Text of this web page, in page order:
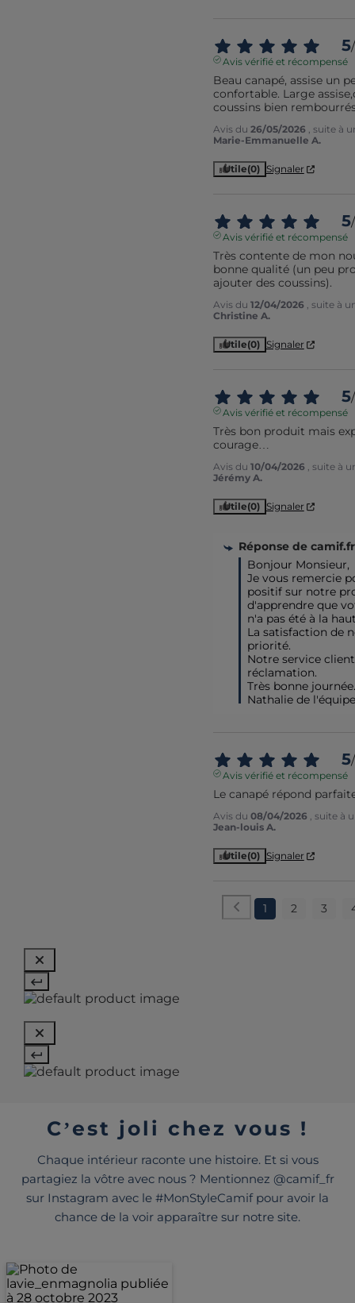
5/
Avis vérifié et récompensé
Beau canapé, assise un
confortable. Large
coussins bien
Avis du 26/05/2026 , suite à
Marie-Emmanuelle A.
Utile(0) Signaler
5/
Avis vérifié et récompensé
Très contente de mon
bonne qualité (un peu
ajouter des coussins).
Avis du 12/04/2026 , suite à
Christine A.
Utile(0) Signaler
5/
Avis vérifié et récompensé
Très bon produit mais
courage…
Avis du 10/04/2026 , suite à
Jérémy A.
Utile(0) Signaler
Réponse de camif.fr
Bonjour Monsieur,
Je vous remercie
positif sur notre
d'apprendre que
n'a pas été à la
La satisfaction de
priorité.
Notre service
réclamation.
Très bonne journée.
Nathalie de
5/
Avis vérifié et récompensé
Le canapé répond
Avis du 08/04/2026 , suite à
Jean-louis A.
Utile(0) Signaler
1 2 3
C’est joli chez vous !
Chaque intérieur raconte une histoire. Et si vous
partagiez la vôtre avec nous ? Mentionnez @camif_fr
sur Instagram avec le #MonStyleCamif pour avoir la
chance de la voir apparaître sur notre site.